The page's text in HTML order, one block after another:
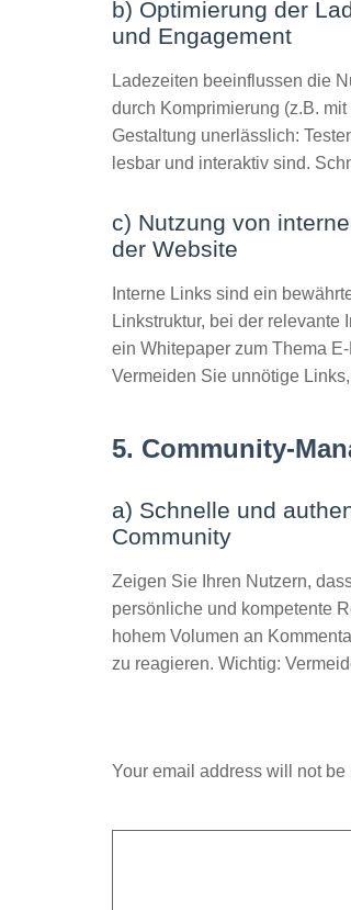
b) Optimierung der
und Engagement
Ladezeiten beeinflussen die
durch Komprimierung (z.B.
Gestaltung unerlässlich:
lesbar und interaktiv sind.
c) Nutzung von
der Website
Interne Links sind ein
Linkstruktur, bei der
ein Whitepaper zum Thema
Vermeiden Sie unnötige
5. Community-
a) Schnelle und
Community
Zeigen Sie Ihren Nutzern,
persönliche und kompetente
hohem Volumen an
zu reagieren. Wichtig:
Your email address will not be